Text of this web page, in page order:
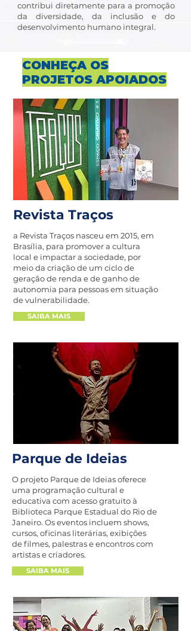
contribui diretamente para a promoção
da diversidade, da inclusão e do
desenvolvimento humano integral.
CONHEÇA OS
PROJETOS APOIADOS
Revista Traços
a Revista Traços nasceu em 2015, em
Brasília, para promover a cultura
local e impactar a sociedade, por
meio da criação de um ciclo de
geração de renda e de ganho de
autonomia para pessoas em situação
de vulnerabilidade.
SAIBA MAIS
Parque de Ideias
O projeto Parque de Ideias oferece
uma programação cultural e
educativa com acesso gratuito à
Biblioteca Parque Estadual do Rio de
Janeiro. Os eventos incluem shows,
cursos, oficinas literárias, exibições
de filmes, palestras e encontros com
artistas e criadores.
SAIBA MAIS